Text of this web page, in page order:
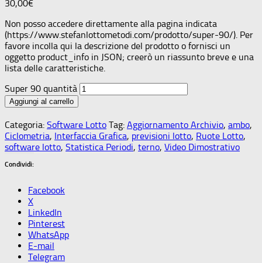
30,00€
Non posso accedere direttamente alla pagina indicata
(https://www.stefanlottometodi.com/prodotto/super-90/). Per
favore incolla qui la descrizione del prodotto o fornisci un
oggetto product_info in JSON; creerò un riassunto breve e una
lista delle caratteristiche.
Super 90 quantità
Aggiungi al carrello
Categoria: Software Lotto Tag: Aggiornamento Archivio, ambo,
Ciclometria, Interfaccia Grafica, previsioni lotto, Ruote Lotto,
software lotto, Statistica Periodi, terno, Video Dimostrativo
Condividi:
Facebook
X
LinkedIn
Pinterest
WhatsApp
E-mail
Telegram